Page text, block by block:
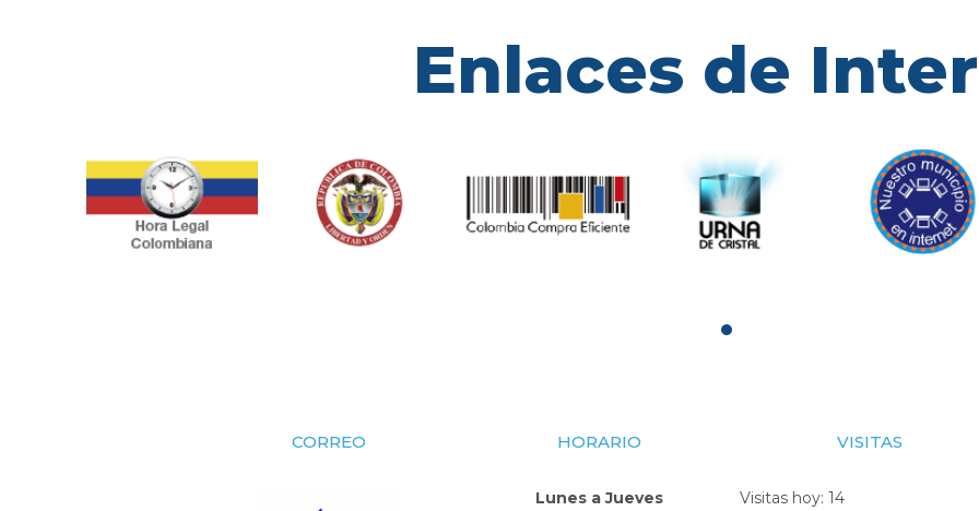
Enlaces de
CORREO HORARIO
Lunes a Jueves
VISITAS
Visitas hoy: 14